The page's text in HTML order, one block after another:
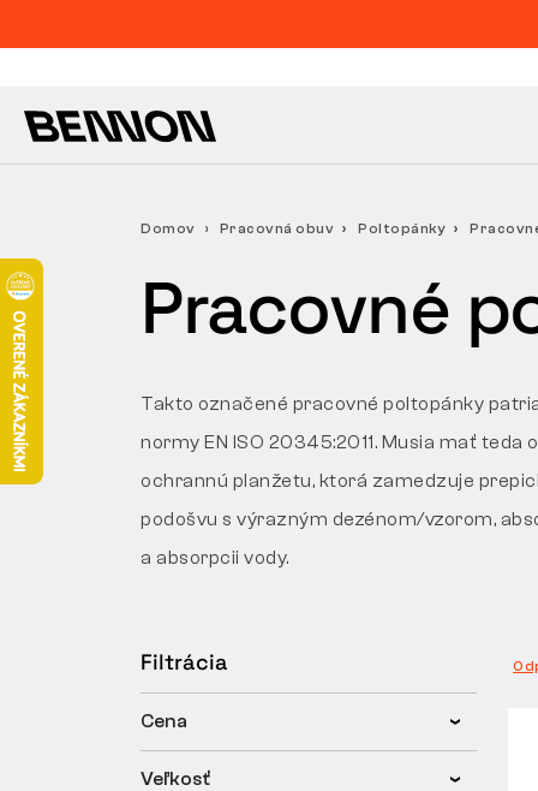
Domov Pracovná obuv Poltopánky
Pracovné
Takto označené pracovné poltopánky
normy EN ISO 20345:2011. Musia mať
ochrannú planžetu, ktorá zamedzuje
podošvu s výrazným dezénom/vzorom,
a absorpcii vody.
Filtrácia
Cena
Veľkosť